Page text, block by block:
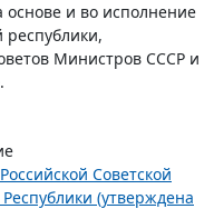
и во исполнение
Министров СССР и
Советской
(утверждена